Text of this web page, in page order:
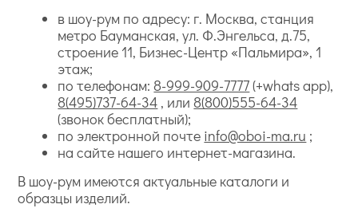
в шоу-рум по адресу: г. Москва, станция
метро Бауманская, ул. Ф.Энгельса, д.75,
строение 11, Бизнес-Центр «Пальмира», 1
этаж;
по телефонам: 8-999-909-7777(+whats app),
8(495)737-64-34 , или 8(800)555-64-34
(звонок бесплатный);
по электронной почте info@oboi-ma.ru ;
на сайте нашего интернет-магазина.
В шоу-рум имеются актуальные каталоги и
образцы изделий.